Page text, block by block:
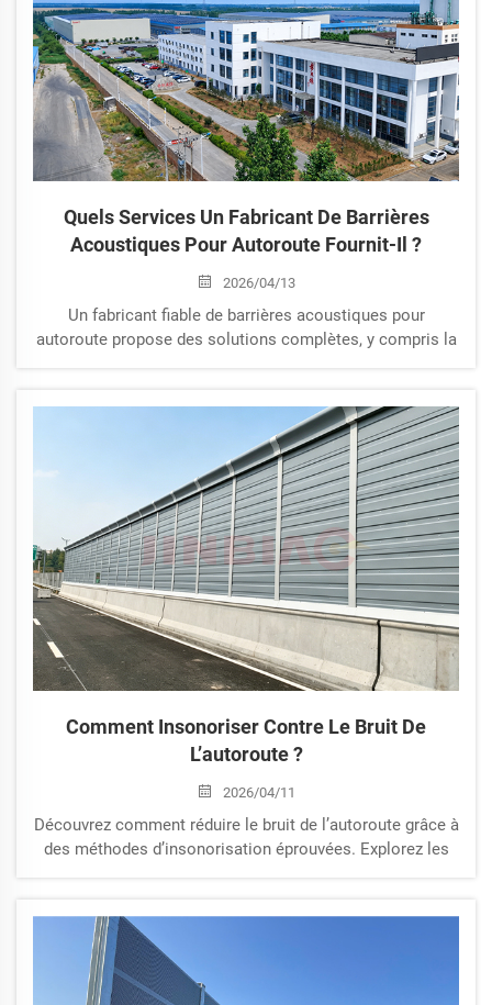
Quels Services Un Fabricant De Barrières
Acoustiques Pour Autoroute Fournit-Il ?
2026/04/13
Un fabricant fiable de barrières acoustiques pour
autoroute propose des solutions complètes, y compris la
barrières sont conçues pour bloquer et absorber les
bruits générés par le trafic à grande vitesse, garantissant
ainsi un environnement plus silencieux pour les zones
résidentielles et commerciales avoisinantes.
Comment Insonoriser Contre Le Bruit De
L’autoroute ?
2026/04/11
Découvrez comment réduire le bruit de l’autoroute grâce à
des méthodes d’insonorisation éprouvées. Explorez les